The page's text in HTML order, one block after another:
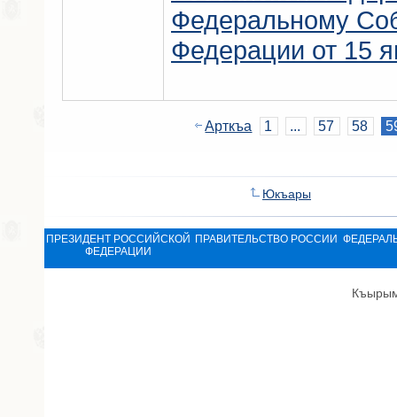
Федеральному
Федерации от 15
Арткъа 1 ... 57 58
Юкъары
ПРЕЗИДЕНТ РОССИЙСКОЙ
ФЕДЕРАЦИИ
ПРАВИТЕЛЬСТВО РОССИИ